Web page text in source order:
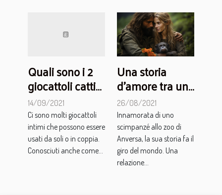
Quali sono i 2
giocattoli cattivi
da usare per
rendere più
piccante la tua
vita sessuale?
14/09/2021
Ci sono molti giocattoli
intimi che possono essere
usati da soli o in coppia.
Conosciuti anche come...
Una storia
d’amore tra una
belga e
scimpanzé
26/08/2021
Innamorata di uno
scimpanzé allo zoo di
Anversa, la sua storia fa il
giro del mondo. Una
relazione...